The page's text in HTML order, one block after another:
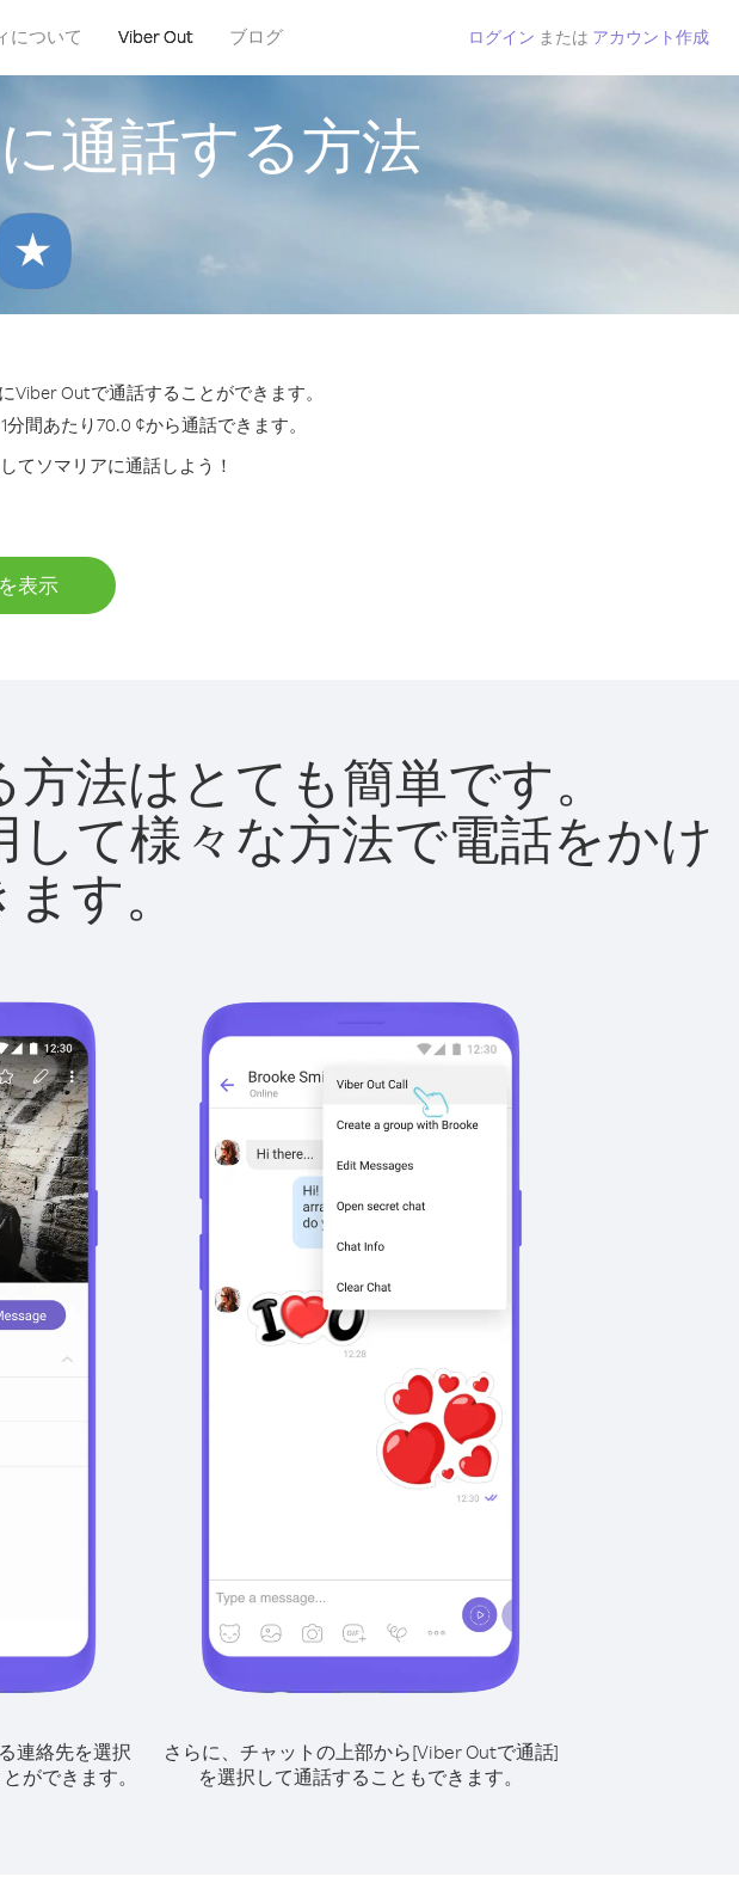
について Viber Out ブログ ログイン または アカウント作成
通話する方法
Outで通話することができます。
間あたり70.0 ¢から通話できます。
てソマリアに通話しよう！
表示
法はとても簡単です。
て様々な方法で電話をかけ
す。
連絡先を選択
ができます。
さらに、チャットの上部から[Viber Outで通話]
を選択して通話することもできます。